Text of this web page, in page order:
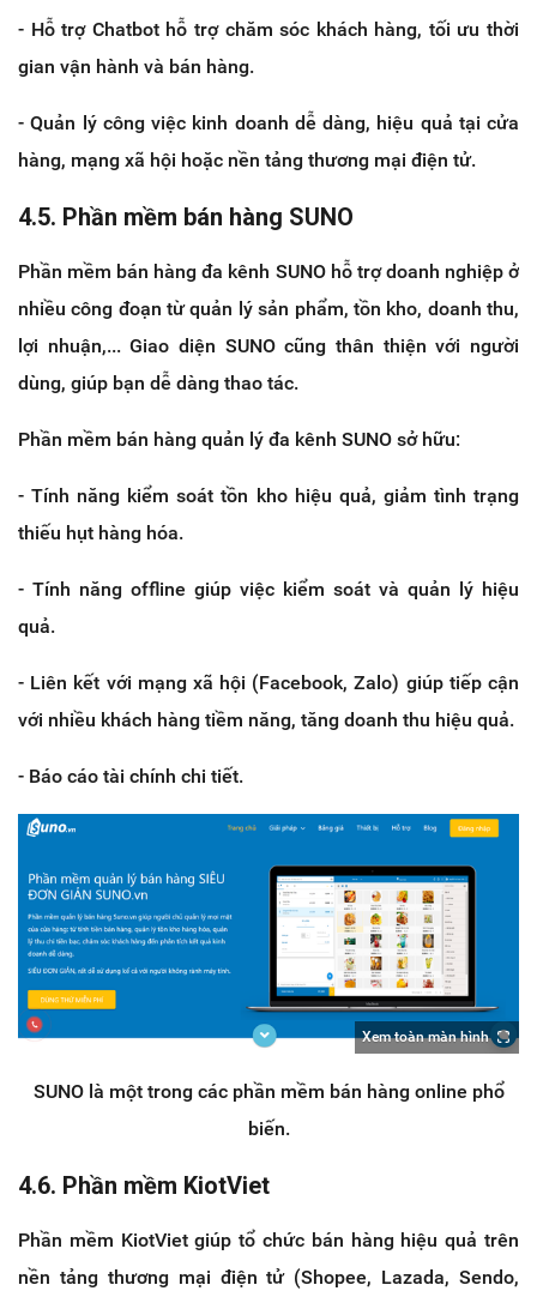
- Hỗ trợ Chatbot hỗ trợ chăm sóc khách hàng, tối ưu thời
gian vận hành và bán hàng.
- Quản lý công việc kinh doanh dễ dàng, hiệu quả tại cửa
hàng, mạng xã hội hoặc nền tảng thương mại điện tử.
4.5. Phần mềm bán hàng SUNO
Phần mềm bán hàng đa kênh SUNO hỗ trợ doanh nghiệp ở
nhiều công đoạn từ quản lý sản phẩm, tồn kho, doanh thu,
lợi nhuận,... Giao diện SUNO cũng thân thiện với người
dùng, giúp bạn dễ dàng thao tác.
Phần mềm bán hàng quản lý đa kênh SUNO sở hữu:
- Tính năng kiểm soát tồn kho hiệu quả, giảm tình trạng
thiếu hụt hàng hóa.
- Tính năng offline giúp việc kiểm soát và quản lý hiệu
quả.
- Liên kết với mạng xã hội (Facebook, Zalo) giúp tiếp cận
với nhiều khách hàng tiềm năng, tăng doanh thu hiệu quả.
- Báo cáo tài chính chi tiết.
Xem toàn màn hình
SUNO là một trong các phần mềm bán hàng online phổ
biến.
4.6. Phần mềm KiotViet
Phần mềm KiotViet giúp tổ chức bán hàng hiệu quả trên
nền tảng thương mại điện tử (Shopee, Lazada, Sendo,